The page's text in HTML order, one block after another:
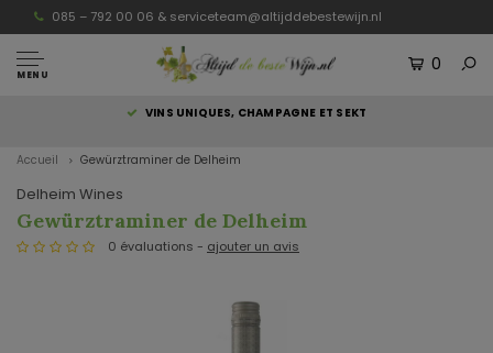
085 – 792 00 06 & serviceteam@altijddebestewijn.nl
MENU
0
VINS UNIQUES, CHAMPAGNE ET SEKT
Accueil Gewürztraminer de Delheim
Delheim Wines
Gewürztraminer de Delheim
0 évaluations - ajouter un avis